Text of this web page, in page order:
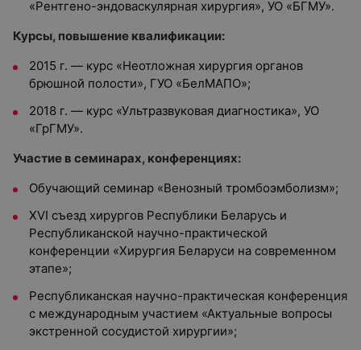
«Рентгено-эндоваскулярная хирургия», УО «БГМУ».
Курсы, повышение квалификации:
2015 г. — курс «Неотложная хирургия органов
брюшной полости», ГУО «БелМАПО»;
2018 г. — курс «Ультразвуковая диагностика», УО
«ГрГМУ».
Участие в семинарах, конференциях:
Обучающий семинар «Венозный тромбоэмболизм»;
XVI съезд хирургов Республики Беларусь и
Республиканской научно-практической
конференции «Хирургия Беларуси на современном
этапе»;
Республиканская научно-практическая конференция
с международным участием «Актуальные вопросы
экстренной сосудистой хирургии»;